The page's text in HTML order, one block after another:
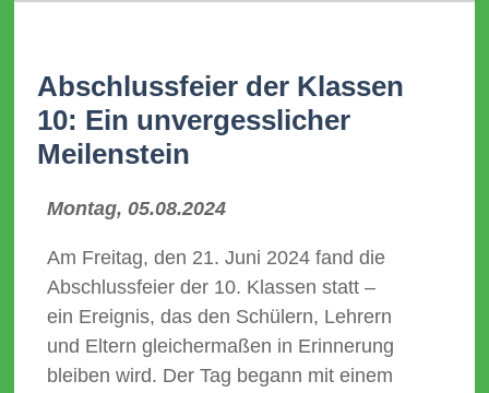
Abschlussfeier der Klassen
10: Ein unvergesslicher
Meilenstein
Montag, 05.08.2024
Am Freitag, den 21. Juni 2024 fand die
Abschlussfeier der 10. Klassen statt –
ein Ereignis, das den Schülern, Lehrern
und Eltern gleichermaßen in Erinnerung
bleiben wird. Der Tag begann mit einem